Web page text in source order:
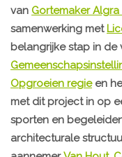
van Gortemaker
samenwerking met
belangrijke stap in de
Opgroeien regieen
met dit project in op
sporten en
architecturale